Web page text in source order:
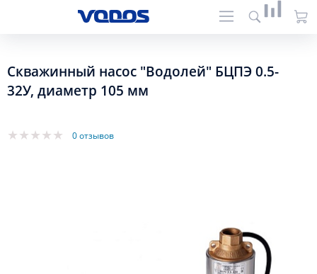
Скважинный насос "Водолей" БЦПЭ 0.5-
32У, диаметр 105 мм
0 отзывов